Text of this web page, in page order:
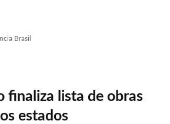
Brasil
finaliza lista de obras
estados